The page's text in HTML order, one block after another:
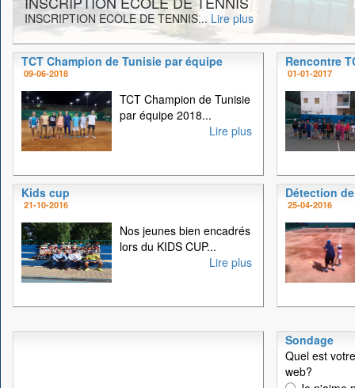
INSCRIPTION ECOLE DE TENNIS... Lire plus
TCT Champion de Tunisie par équipe
09-06-2018
TCT Champion de Tunisie
par équipe 2018...
Lire plus
Rencontre
01-01-2017
Kids cup
21-10-2016
Nos jeunes bien encadrés
lors du KIDS CUP...
Lire plus
Détection
25-04-2016
Sondage
Quel est
web?